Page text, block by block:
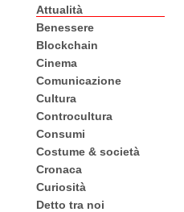
Attualità
Benessere
Blockchain
Cinema
Comunicazione
Cultura
Controcultura
Consumi
Costume & società
Cronaca
Curiosità
Detto tra noi